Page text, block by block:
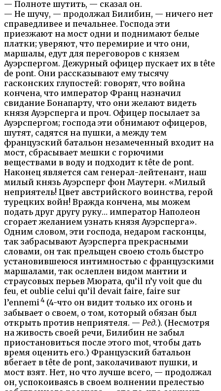
— Полноте шутить, — сказал он.
— Не шучу, — продолжал Билибин, — ничего нет
справедливее и печальнее. Господа эти
приезжают на мост одни и поднимают белые
платки; уверяют, что перемирие и что они,
маршалы, едут для переговоров с князем
Ауэрспергом. Дежурный офицер пускает их в tête
de pont. Они рассказывают ему тысячу
гасконских глупостей: говорят, что война
кончена, что император Франц назначил
свидание Бонапарту, что они желают видеть
князя Ауэрсперга и проч. Офицер посылает за
Ауэрспергом; господа эти обнимают офицеров,
шутят, садятся на пушки, а между тем
французский батальон незамеченный входит на
мост, сбрасывает мешки с горючими
веществами в воду и подходит к tête de pont.
Наконец является сам генерал-лейтенант, наш
милый князь Ауэрсперг фон Маутерн. «Милый
неприятель! Цвет австрийского воинства, герой
турецких войн! Вражда кончена, мы можем
подать друг другу руку… император Наполеон
сгорает желанием узнать князя Ауэрсперга».
Одним словом, эти господа, недаром гасконцы,
так забрасывают Ауэрсперга прекрасными
словами, он так прельщен своею столь быстро
установившеюся интимностью с французскими
маршалами, так ослеплен видом мантии и
страусовых перьев Мюрата, qu’il n’y voit que du
feu, et oublie celui qu’il devait faire, faire sur
l’ennemi4 (4-что он видит только их огонь и
забывает о своем, о том, который обязан был
открыть против неприятеля. — Ред.). (Несмотря
на живость своей речи, Билибин не забыл
приостановиться после этого mot, чтобы дать
время оценить его.) Французский батальон
вбегает в tête de pont, заколачивают пушки, и
мост взят. Нет, но что лучше всего, — продолжал
он, успокоиваясь в своем волнении прелестью